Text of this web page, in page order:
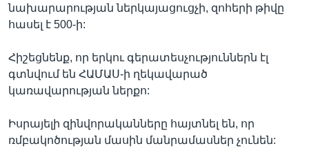
նախարարության ներկայացուցչի, զոհերի թիվը
հասել է 500-ի:
Հիշեցնենք, որ երկու գերատեսչություններն էլ
գտնվում են ՀԱՄԱՍ-ի ղեկավարած
կառավարության ներքո:
Իսրայելի զինվորականները հայտնել են, որ
ռմբակոծության մասին մանրամասներ չունեն: